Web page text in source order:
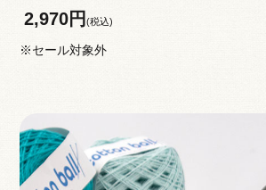
2,970円 (税込)
※セール対象外